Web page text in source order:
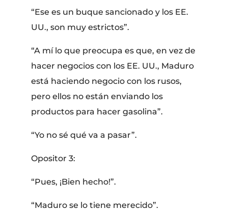
“Ese es un buque sancionado y los EE.
UU., son muy estrictos”.
“A mí lo que preocupa es que, en vez de
hacer negocios con los EE. UU., Maduro
está haciendo negocio con los rusos,
pero ellos no están enviando los
productos para hacer gasolina”.
“Yo no sé qué va a pasar”.
Opositor 3:
“Pues, ¡Bien hecho!”.
“Maduro se lo tiene merecido”.